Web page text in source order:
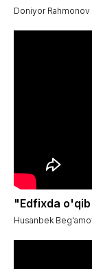
Doniyor Rahmonov
"Edfixda
Husanbek